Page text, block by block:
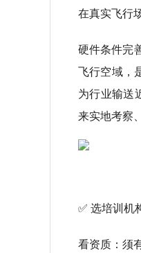
在真实飞行
硬件条件完
飞行空域，
为行业输送
来实地考察
✅ 选培训机
看资质：须